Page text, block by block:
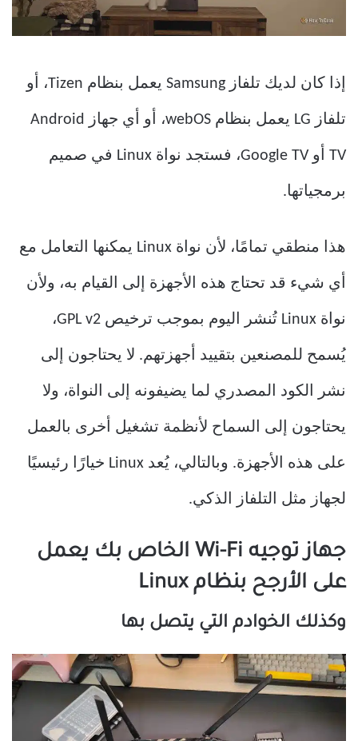
إذا كان لديك تلفاز Samsung يعمل بنظام Tizen، أو
تلفاز LG يعمل بنظام webOS، أو أي جهاز Android
TV أو Google TV، فستجد نواة Linux في صميم
برمجياتها.
هذا منطقي تمامًا، لأن نواة Linux يمكنها التعامل مع
أي شيء قد تحتاج هذه الأجهزة إلى القيام به، ولأن
نواة Linux تُنشر اليوم بموجب ترخيص GPL v2،
يُسمح للمصنعين بتقييد أجهزتهم. لا يحتاجون إلى
نشر الكود المصدري لما يضيفونه إلى النواة، ولا
يحتاجون إلى السماح لأنظمة تشغيل أخرى بالعمل
على هذه الأجهزة. وبالتالي، يُعد Linux خيارًا رئيسيًا
لجهاز مثل التلفاز الذكي.
جهاز توجيه Wi-Fi الخاص بك يعمل
على الأرجح بنظام Linux
وكذلك الخوادم التي يتصل بها